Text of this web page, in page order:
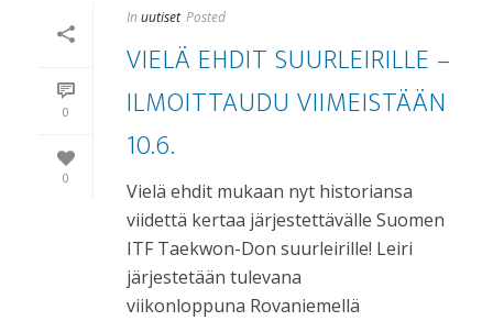
0
0
In uutiset Posted
VIELÄ EHDIT SUURLEIRILLE –
ILMOITTAUDU VIIMEISTÄÄN
10.6.
Vielä ehdit mukaan nyt historiansa
viidettä kertaa järjestettävälle Suomen
ITF Taekwon-Don suurleirille! Leiri
järjestetään tulevana
viikonloppuna Rovaniemellä